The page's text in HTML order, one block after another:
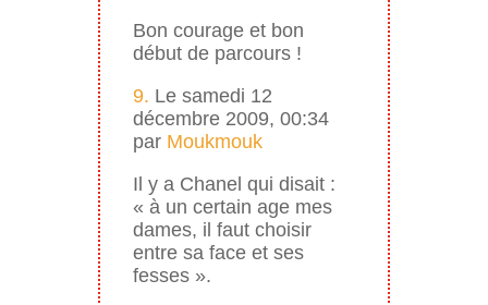
Bon courage et bon
début de parcours !
9. Le samedi 12
décembre 2009, 00:34
par Moukmouk
Il y a Chanel qui disait :
« à un certain age mes
dames, il faut choisir
entre sa face et ses
fesses ».